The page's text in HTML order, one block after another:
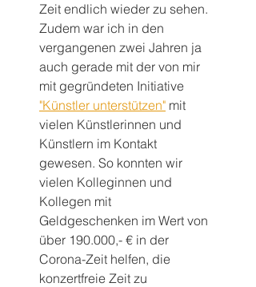
Zeit endlich wieder zu sehen.
Zudem war ich in den
vergangenen zwei Jahren ja
auch gerade mit der von mir
mit gegründeten Initiative
"Künstler unterstützen" mit
vielen Künstlerinnen und
Künstlern im Kontakt
gewesen. So konnten wir
vielen Kolleginnen und
Kollegen mit
Geldgeschenken im Wert von
über 190.000,- € in der
Corona-Zeit helfen, die
konzertfreie Zeit zu